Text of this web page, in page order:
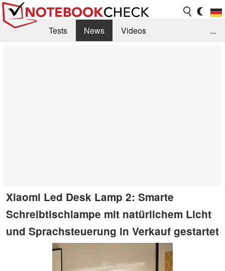
Tests News
Videos
...
Xiaomi Led Desk Lamp 2: Smarte
Schreibtischlampe mit natürlichem Licht
und Sprachsteuerung in Verkauf gestartet